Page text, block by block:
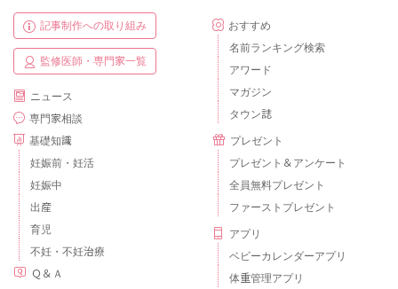
記事制作への取り組み
監修医師・専門家一覧
ニュース
専門家相談
基礎知識
妊娠前・妊活
妊娠中
出産
育児
不妊・不妊治療
Ｑ＆Ａ
おすすめ
名前ランキング検索
アワード
マガジン
タウン誌
プレゼント
プレゼント＆アンケート
全員無料プレゼント
ファーストプレゼント
アプリ
ベビーカレンダーアプリ
体重管理アプリ